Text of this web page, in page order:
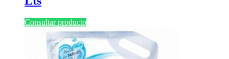
Consultar producto